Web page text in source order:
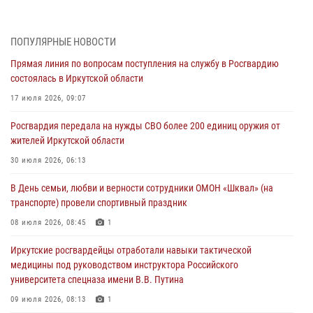
04 августа 2026, 07:14 3
Росгвардейцы потушили загоревшийся автомобиль в Иркутске
03 августа 2026, 04:55
Дню Воздушно-десантных войск в Иркутской области
03 августа 2026, 03:32
сердца к сердцу» (видео)
31 июля 2026, 04:37
пропавшую пожилую женщину в Иркутске
30 июля 2026, 07:37
ПОПУЛЯРНЫЕ НОВОСТИ
Прямая линия по вопросам поступления на службу в Росгвардию
состоялась в Иркутской области
17 июля 2026, 09:07
Росгвардия передала на нужды СВО более 200 единиц оружия от
жителей Иркутской области
30 июля 2026, 06:13
В День семьи, любви и верности сотрудники ОМОН «Шквал» (на
транспорте) провели спортивный праздник
08 июля 2026, 08:45 1
Иркутские росгвардейцы отработали навыки тактической
медицины под руководством инструктора Российского
университета спецназа имени В.В. Путина
09 июля 2026, 08:13 1